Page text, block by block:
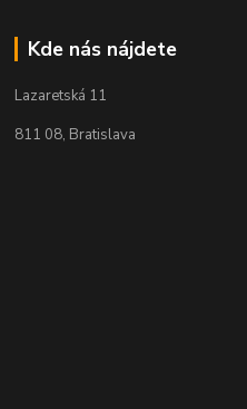
Kde nás nájdete
Lazaretská 11
811 08, Bratislava